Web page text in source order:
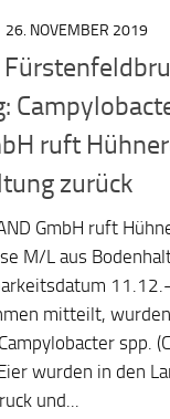
26. NOVEMBER 2019
ruft
zurück
GmbH ruft
M/L aus
mitteilt,
spp.
wurden in den
und...